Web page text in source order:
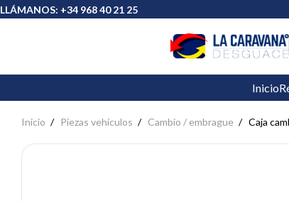
LLÁMANOS: +34 968 40 21 25
Inicio
Inicio Piezas vehículos Cambio / embrague Caja